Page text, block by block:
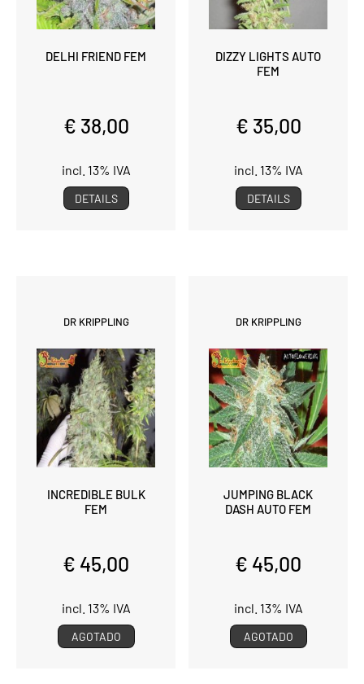
DELHI FRIEND FEM
€ 38,00
incl. 13% IVA
DETAILS
DIZZY LIGHTS AUTO
FEM
€ 35,00
incl. 13% IVA
DETAILS
DR KRIPPLING
INCREDIBLE BULK
FEM
€ 45,00
incl. 13% IVA
AGOTADO
DR KRIPPLING
JUMPING BLACK
DASH AUTO FEM
€ 45,00
incl. 13% IVA
AGOTADO